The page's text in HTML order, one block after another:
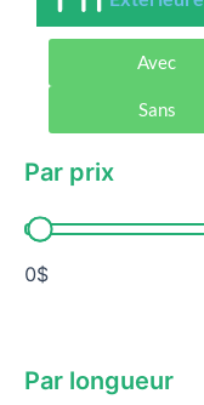
Avec
Sans
Par prix
Par prix
0$
Par longueur